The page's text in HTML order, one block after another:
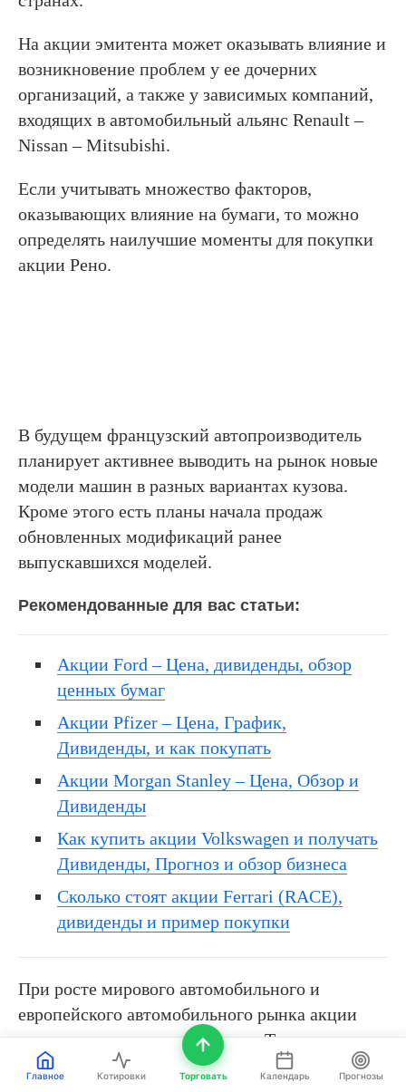
На акции эмитента может оказывать влияние и
возникновение проблем у ее дочерних
организаций, а также у зависимых компаний,
входящих в автомобильный альянс Renault –
Nissan – Mitsubishi.
Если учитывать множество факторов,
оказывающих влияние на бумаги, то можно
определять наилучшие моменты для покупки
акции Рено.
В будущем французский автопроизводитель
планирует активнее выводить на рынок новые
модели машин в разных вариантах кузова.
Кроме этого есть планы начала продаж
обновленных модификаций ранее
выпускавшихся моделей.
Рекомендованные для вас статьи:
Акции Ford – Цена, дивиденды, обзор
ценных бумаг
Акции Pfizer – Цена, График,
Дивиденды, и как покупать
Акции Morgan Stanley – Цена, Обзор и
Дивиденды
Как купить акции Volkswagen и получать
Дивиденды, Прогноз и обзор бизнеса
Сколько стоят акции Ferrari (RACE),
дивиденды и пример покупки
При росте мирового автомобильного и
европейского автомобильного рынка акции
эмитента могут активно расти. Также к
повышению стоимости бумаг может привести
Главное Котировки Торговать Календарь Прогнозы